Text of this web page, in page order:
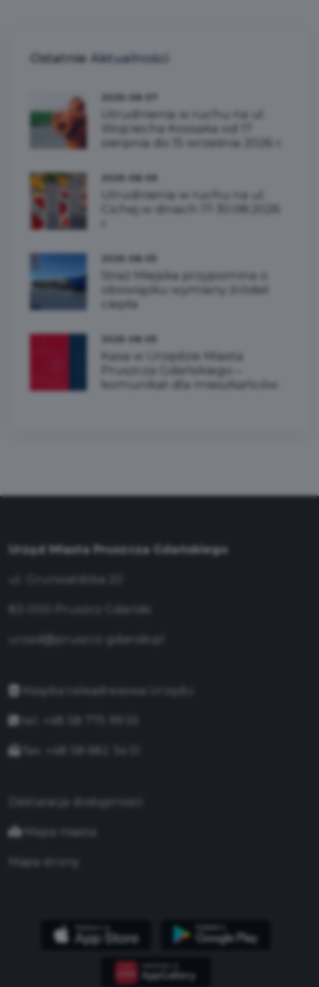
Ostatnie Aktualności
2026-08-07
Utrudnienia w ruchu na ul.
Wojciecha Kossaka od 17
sierpnia do 15 września 2026 r.
2026-08-06
Utrudnienia w ruchu na ul.
Cichej w dniach 17-30.08.2026
2026-08-05
Straż Miejska przypomina o
obowiązku wymiany źródeł
ciepła
2026-08-05
Kasa w Urzędzie Miasta
Pruszcza Gdańskiego –
komunikat dla mieszkańców
Urząd Miasta Pruszcza Gdańskiego
urzad@pruszcz-gdanski.pl
Książka teleadresowa Urzędu
Deklaracja dostępności
Mapa miasta
Mapa strony